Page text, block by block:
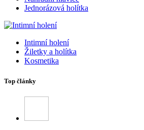
Jednorázová holítka
Intimní holení
Žiletky a holítka
Kosmetika
Top články